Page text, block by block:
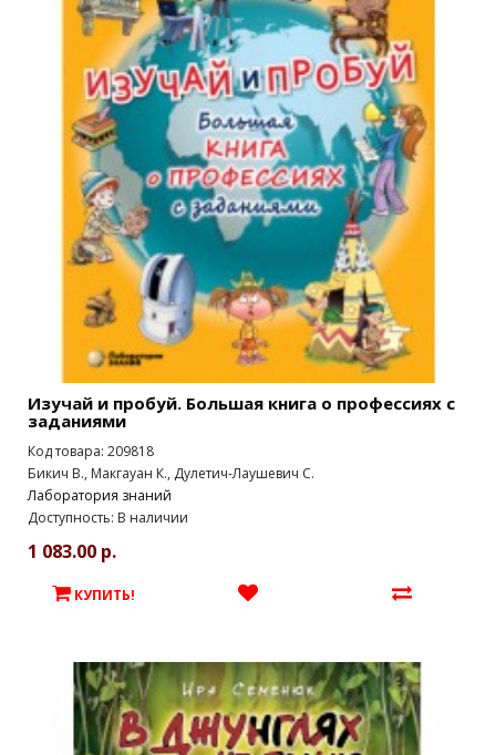
Изучай и пробуй. Большая книга о профессиях с
заданиями
Код товара: 209818
Бикич В., Макгауан К., Дулетич-Лаушевич С.
Лаборатория знаний
Доступность: В наличии
1 083.00 р.
КУПИТЬ!